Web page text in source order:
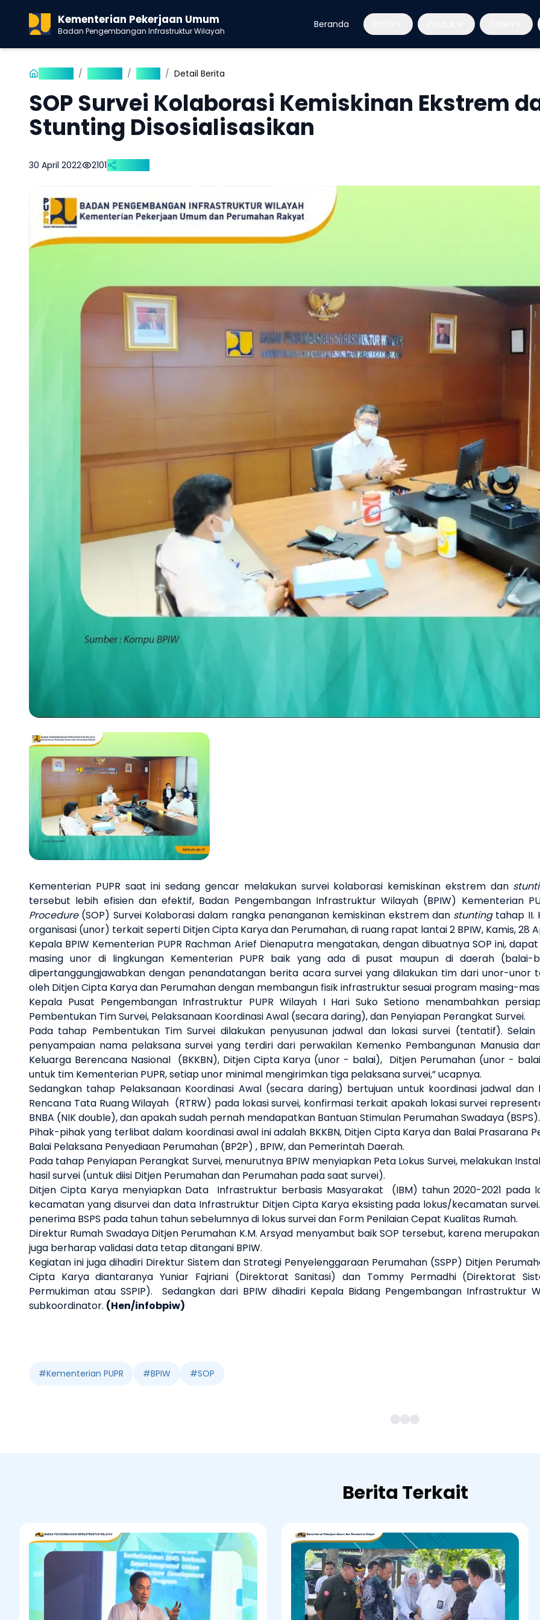
Kementerian Pekerjaan Umum
Badan Pengembangan Infrastruktur Wilayah
Beranda
/ / / Detail Berita
SOP Survei Kolaborasi Kemiskinan Ekstrem
Stunting Disosialisasikan
30 April 2022 2101
Previous slide
Kementerian PUPR saat ini sedang gencar melakukan survei kolaborasi kemiskinan ekstrem dan
tersebut lebih efisien dan efektif, Badan Pengembangan Infrastruktur Wilayah (BPIW) Kementerian
Procedure(SOP) Survei Kolaborasi dalam rangka penanganan kemiskinan ekstrem dan stuntingtahap II.
organisasi (unor) terkait seperti Ditjen Cipta Karya dan Perumahan, di ruang rapat lantai 2 BPIW, Kamis, 28
Kepala BPIW Kementerian PUPR Rachman Arief Dienaputra mengatakan, dengan dibuatnya SOP ini,
masing unor di lingkungan Kementerian PUPR baik yang ada di pusat maupun di daerah
dipertanggungjawabkan dengan penandatangan berita acara survei yang dilakukan tim dari unor-unor
oleh Ditjen Cipta Karya dan Perumahan dengan membangun fisik infrastruktur sesuai program masing-
Kepala Pusat Pengembangan Infrastruktur PUPR Wilayah I Hari Suko Setiono menambahkan
Pembentukan Tim Survei, Pelaksanaan Koordinasi Awal (secara daring), dan Penyiapan Perangkat Survei.
Pada tahap Pembentukan Tim Survei dilakukan penyusunan jadwal dan lokasi survei (tentatif).
penyampaian nama pelaksana survei yang terdiri dari perwakilan Kemenko Pembangunan Manusia
Keluarga Berencana Nasional (BKKBN), Ditjen Cipta Karya (unor - balai), Ditjen Perumahan (unor -
untuk tim Kementerian PUPR, setiap unor minimal mengirimkan tiga pelaksana survei,” ucapnya.
Sedangkan tahap Pelaksanaan Koordinasi Awal (secara daring) bertujuan untuk koordinasi jadwal
Rencana Tata Ruang Wilayah (RTRW) pada lokasi survei, konfirmasi terkait apakah lokasi survei
BNBA (NIK double), dan apakah sudah pernah mendapatkan Bantuan Stimulan Perumahan Swadaya
Pihak-pihak yang terlibat dalam koordinasi awal ini adalah BKKBN, Ditjen Cipta Karya dan Balai Prasarana
Balai Pelaksana Penyediaan Perumahan (BP2P) , BPIW, dan Pemerintah Daerah.
Pada tahap Penyiapan Perangkat Survei, menurutnya BPIW menyiapkan Peta Lokus Survei, melakukan
hasil survei (untuk diisi Ditjen Perumahan dan Perumahan pada saat survei).
Ditjen Cipta Karya menyiapkan Data Infrastruktur berbasis Masyarakat (IBM) tahun 2020-2021 pada
kecamatan yang disurvei dan data Infrastruktur Ditjen Cipta Karya eksisting pada lokus/kecamatan
penerima BSPS pada tahun tahun sebelumnya di lokus survei dan Form Penilaian Cepat Kualitas Rumah.
Direktur Rumah Swadaya Ditjen Perumahan K.M. Arsyad menyambut baik SOP tersebut, karena
juga berharap validasi data tetap ditangani BPIW.
Kegiatan ini juga dihadiri Direktur Sistem dan Strategi Penyelenggaraan Perumahan (SSPP) Ditjen
Cipta Karya diantaranya Yuniar Fajriani (Direktorat Sanitasi) dan Tommy Permadhi (Direktorat
Permukiman atau SSPIP). Sedangkan dari BPIW dihadiri Kepala Bidang Pengembangan Infrastruktur
subkoordinator. (Hen/infobpiw)
#Kementerian PUPR #BPIW #SOP
Berita Terkait